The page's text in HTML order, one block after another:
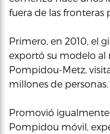
fuera de las fronteras
Primero, en 2010, el
exportó su modelo al
Pompidou-Metz,
millones de personas.
Promovió
Pompidou móvil,